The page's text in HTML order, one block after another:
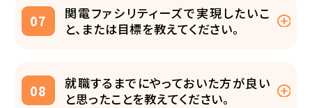
07
関電ファシリティーズで実現したいこ
と、または目標を教えてください。
08
就職するまでにやっておいた方が良い
と思ったことを教えてください。